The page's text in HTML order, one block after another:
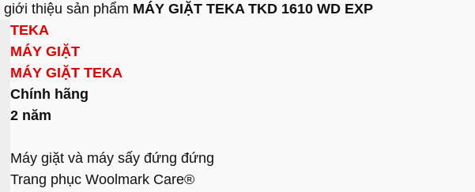
giới thiệu sản phẩm MÁY GIẶT TEKA TKD 1610 WD EXP
TEKA
MÁY GIẶT
MÁY GIẶT TEKA
Chính hãng
2 năm
Máy giặt và máy sấy đứng đứng
Trang phục Woolmark Care®